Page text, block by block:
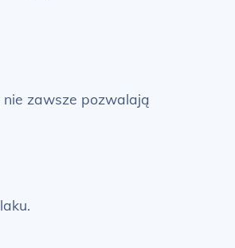
zawsze pozwalają